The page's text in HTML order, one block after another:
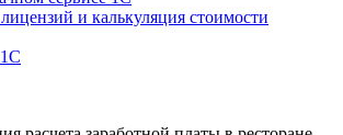
и калькуляция стоимости